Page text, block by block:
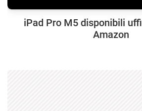
iPad Pro M5 disponibili
Amazon